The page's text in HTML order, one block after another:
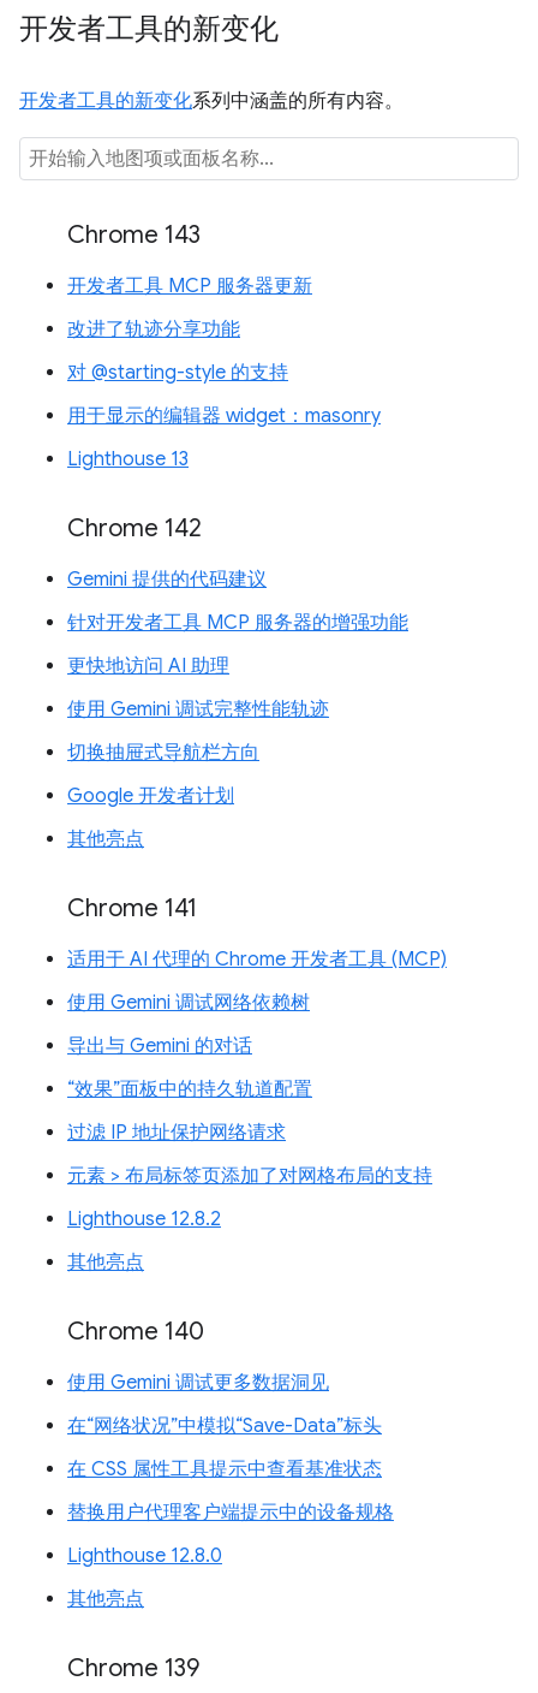
开发者工具的新变化
开发者工具的新变化系列中涵盖的所有内容。
Chrome 143
开发者工具 MCP 服务器更新
改进了轨迹分享功能
对 @starting-style 的支持
用于显示的编辑器 widget：masonry
Lighthouse 13
Chrome 142
Gemini 提供的代码建议
针对开发者工具 MCP 服务器的增强功能
更快地访问 AI 助理
使用 Gemini 调试完整性能轨迹
切换抽屉式导航栏方向
Google 开发者计划
其他亮点
Chrome 141
适用于 AI 代理的 Chrome 开发者工具 (MCP)
使用 Gemini 调试网络依赖树
导出与 Gemini 的对话
“效果”面板中的持久轨道配置
过滤 IP 地址保护网络请求
元素 > 布局标签页添加了对网格布局的支持
Lighthouse 12.8.2
其他亮点
Chrome 140
使用 Gemini 调试更多数据洞见
在“网络状况”中模拟“Save-Data”标头
在 CSS 属性工具提示中查看基准状态
替换用户代理客户端提示中的设备规格
Lighthouse 12.8.0
其他亮点
Chrome 139